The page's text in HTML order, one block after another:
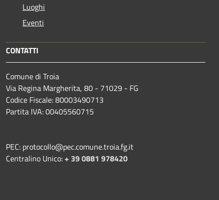
Luoghi
Eventi
CONTATTI
Comune di Troia
Via Regina Margherita, 80 - 71029 - FG
Codice Fiscale: 80003490713
Partita IVA: 00405560715
PEC: protocollo@pec.comune.troia.fg.it
Centralino Unico:+ 39 0881 978420